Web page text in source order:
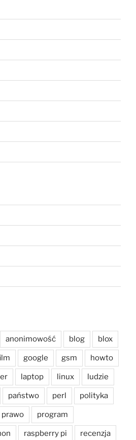
anonimowość blog blox
google gsm howto
laptop linux ludzie
państwo perl polityka
prawo program
raspberry pi recenzja